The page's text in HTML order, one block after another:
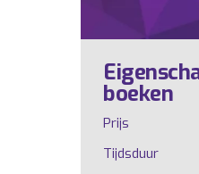
boeken
Prijs
Tijdsduur